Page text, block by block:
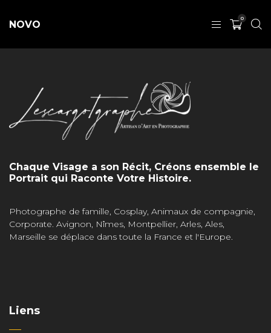
NOVO
0
Chaque Visage a son Récit, Créons ensemble le
Portrait qui Raconte Votre Histoire.
Photographe de famille, Cosplay, Animaux de compagnie,
Corporate. Avignon, Nîmes, Montpellier, Arles, Ales,
Marseille se déplace dans toute la France et l'Europe.
Liens